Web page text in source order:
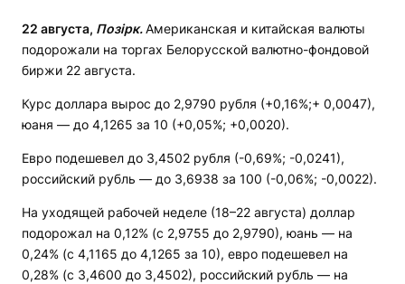
22 августа, Позірк.Американская и китайская валюты
подорожали на торгах Белорусской валютно-фондовой
биржи 22 августа.
Курс доллара вырос до 2,9790 рубля (+0,16%;+ 0,0047),
юаня — до 4,1265 за 10 (+0,05%; +0,0020).
Евро подешевел до 3,4502 рубля (-0,69%; -0,0241),
российский рубль — до 3,6938 за 100 (-0,06%; -0,0022).
На уходящей рабочей неделе (18–22 августа) доллар
подорожал на 0,12% (с 2,9755 до 2,9790), юань — на
0,24% (с 4,1165 до 4,1265 за 10), евро подешевел на
0,28% (с 3,4600 до 3,4502), российский рубль — на